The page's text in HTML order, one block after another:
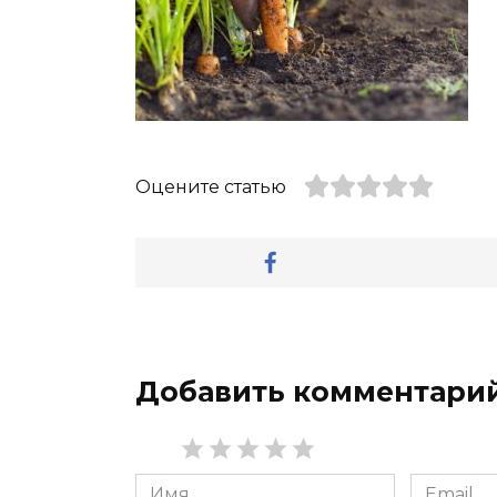
Оцените статью
Добавить
Имя
Email